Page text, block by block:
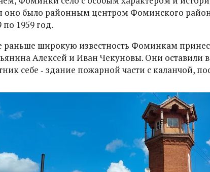
оно было районным центром Фоминского
по 1959 год.
раньше широкую известность Фоминкам
Алексей и Иван Чекуновы. Они оставили
себе ‑ здание пожарной части с каланчой,